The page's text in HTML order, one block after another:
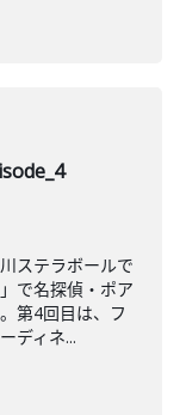
ステラボールで
で名探偵・ポア
第4回目は、フ
ディネ...